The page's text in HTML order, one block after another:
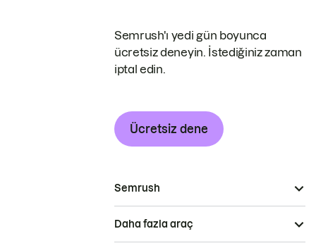
Semrush'ı yedi gün boyunca
ücretsiz deneyin. İstediğiniz zaman
iptal edin.
Ücretsiz dene
Semrush
Daha fazla araç